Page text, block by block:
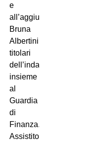
e
all’aggiunta
Bruna
Albertini,
titolari
dell’indagine
insieme
al
Guardia
di
Finanza.
Assistito